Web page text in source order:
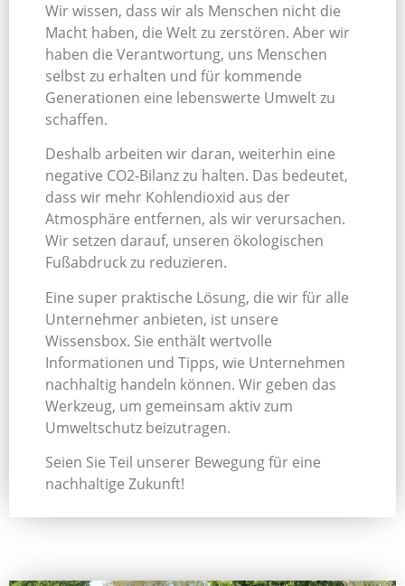
Wir wissen, dass wir als Menschen nicht die
Macht haben, die Welt zu zerstören. Aber wir
haben die Verantwortung, uns Menschen
selbst zu erhalten und für kommende
Generationen eine lebenswerte Umwelt zu
schaffen.
Deshalb arbeiten wir daran, weiterhin eine
negative CO2-Bilanz zu halten. Das bedeutet,
dass wir mehr Kohlendioxid aus der
Atmosphäre entfernen, als wir verursachen.
Wir setzen darauf, unseren ökologischen
Fußabdruck zu reduzieren.
Eine super praktische Lösung, die wir für alle
Unternehmer anbieten, ist unsere
Wissensbox. Sie enthält wertvolle
Informationen und Tipps, wie Unternehmen
nachhaltig handeln können. Wir geben das
Werkzeug, um gemeinsam aktiv zum
Umweltschutz beizutragen.
Seien Sie Teil unserer Bewegung für eine
nachhaltige Zukunft!